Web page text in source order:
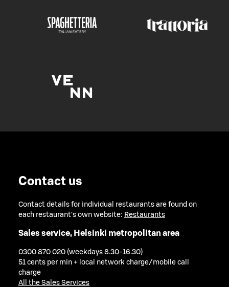
Contact us
Contact details for individual restaurants are found on
each restaurant's own website: Restaurants
Sales service, Helsinki metropolitan area
0300 870 020 (weekdays 8.30-16.30)
51 cents per min + local network charge/mobile call
charge
All the Sales Services